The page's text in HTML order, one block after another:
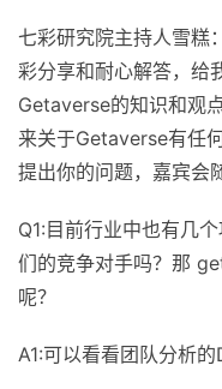
七彩研究院主持人雪糕
彩分享和耐心解答，给
Getaverse的知识和观
来关于Getaverse有任
提出你的问题，嘉宾会
Q1:目前行业中也有几
们的竞争对手吗？那
呢？
A1:可以看看团队分析的